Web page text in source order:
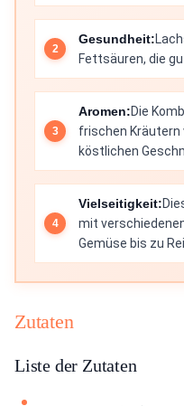
Gesundheit:
Fettsäuren, die
Aromen:Die
frischen Kräutern
köstlichen
Vielseitigkeit:
mit
Gemüse bis zu
Zutaten
Liste der Zutaten